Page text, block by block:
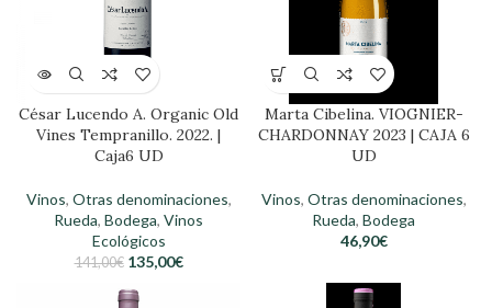
César Lucendo A. Organic Old
Vines Tempranillo. 2022. |
Caja6 UD
Vinos, Otras denominaciones,
Rueda, Bodega, Vinos
Ecológicos
141,00€ 135,00€
Marta Cibelina. VIOGNIER-
CHARDONNAY 2023 | CAJA 6
UD
Vinos, Otras denominaciones,
Rueda, Bodega
46,90€